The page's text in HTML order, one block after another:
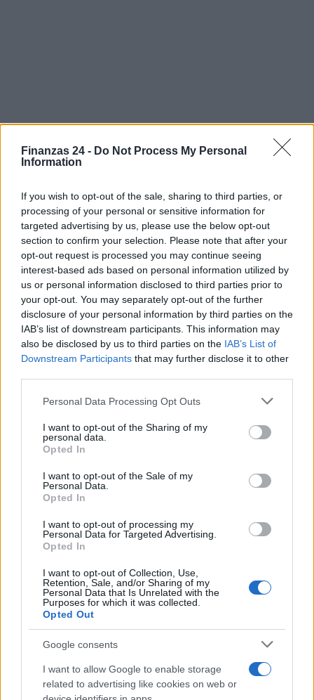
Finanzas 24 - Do Not Process My Personal
Information
If you wish to opt-out of the sale, sharing to third parties, or
processing of your personal or sensitive information for
targeted advertising by us, please use the below opt-out
section to confirm your selection. Please note that after your
opt-out request is processed you may continue seeing
interest-based ads based on personal information utilized by
us or personal information disclosed to third parties prior to
your opt-out. You may separately opt-out of the further
disclosure of your personal information by third parties on the
IAB’s list of downstream participants. This information may
also be disclosed by us to third parties on the IAB’s List of
Downstream Participants that may further disclose it to other
Please note that this website/app uses one or more Google
not limited to your visit or usage behaviour. You may click to
grant or deny consent to Google and its third-party tags to
use your data for below specified purposes in below Google
consent section.
Personal Data Processing Opt Outs
I want to opt-out of the Sharing of my
personal data.
Opted In
I want to opt-out of the Sale of my
Personal Data.
Opted In
I want to opt-out of processing my
Personal Data for Targeted Advertising.
Opted In
I want to opt-out of Collection, Use,
Retention, Sale, and/or Sharing of my
Personal Data that Is Unrelated with the
Purposes for which it was collected.
Opted Out
Google consents
I want to allow Google to enable storage
related to advertising like cookies on web or
Sigue leyendo
El euro se debilita frente al dólar mientras las criptomonedas
mantienen su estabilidad
Lucía Herrera · 10 Ago 2026
FINANZAS